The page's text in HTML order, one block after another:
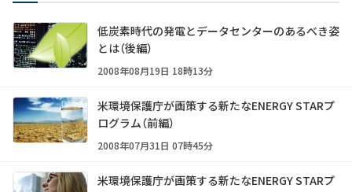
低炭素時代の発電とデータセンターのあるべき姿
とは（後編）
2008年08月19日 18時13分
米環境保護庁が画策する新たなENERGY STARプ
ログラム（前編）
2008年07月31日 07時45分
米環境保護庁が画策する新たなENERGY STARプ